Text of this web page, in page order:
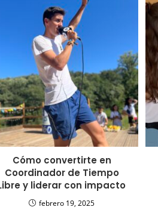
Cómo convertirte en
Coordinador de Tiempo
y liderar con impacto
febrero 19, 2025